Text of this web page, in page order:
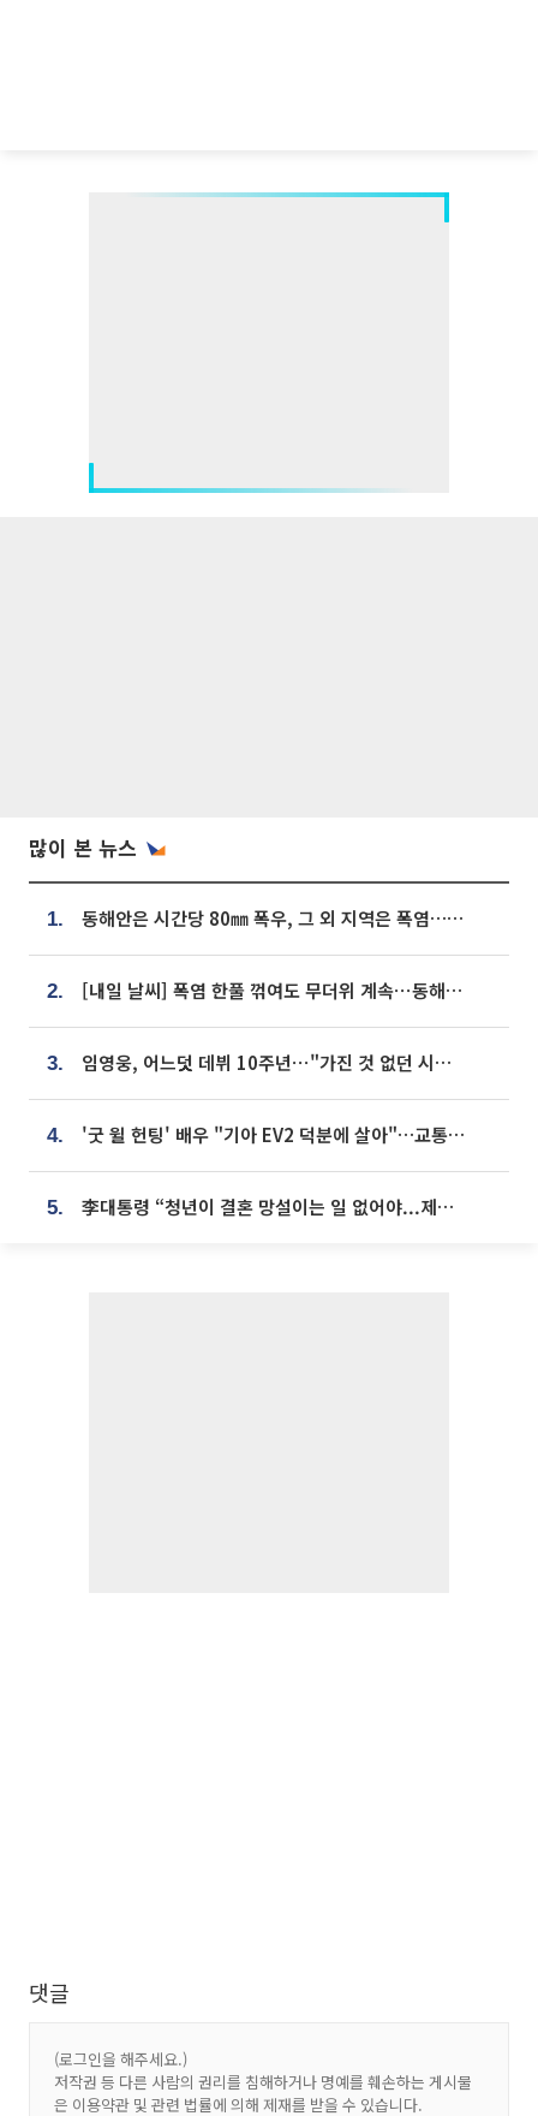
많이 본 뉴스
1. 동해안은 시간당 80㎜ 폭우, 그 외 지역은 폭염…‘극과 극 날씨’
2. [내일 날씨] 폭염 한풀 꺾여도 무더위 계속⋯동해안 이틀 연속 비
3. 임영웅, 어느덧 데뷔 10주년⋯"가진 것 없던 시절, 내 앞엔 20명의 팬뿐"
4. '굿 윌 헌팅' 배우 "기아 EV2 덕분에 살아"…교통사고 후 안전성 극찬
5. 李대통령 “청년이 결혼 망설이는 일 없어야...제도상 불이익 조사”
댓글